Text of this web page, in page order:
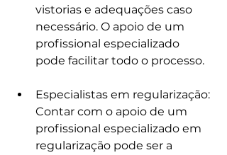
vistorias e adequações caso
necessário. O apoio de um
profissional especializado
pode facilitar todo o processo.
Especialistas em regularização:
Contar com o apoio de um
profissional especializado em
regularização pode ser a